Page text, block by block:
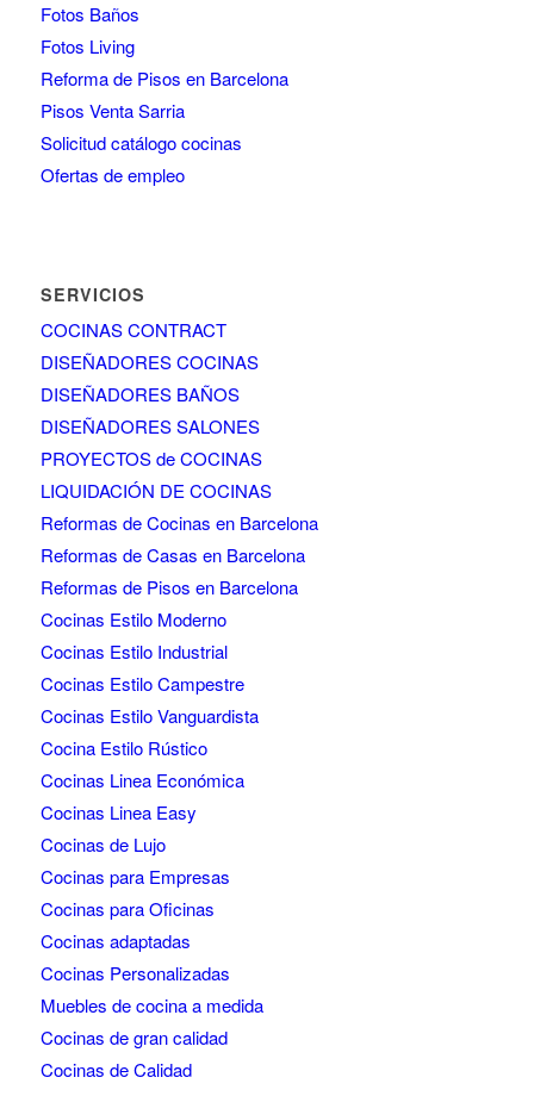
Fotos Baños
Fotos Living
Reforma de Pisos en Barcelona
Pisos Venta Sarria
Solicitud catálogo cocinas
Ofertas de empleo
SERVICIOS
COCINAS CONTRACT
DISEÑADORES COCINAS
DISEÑADORES BAÑOS
DISEÑADORES SALONES
PROYECTOS de COCINAS
LIQUIDACIÓN DE COCINAS
Reformas de Cocinas en Barcelona
Reformas de Casas en Barcelona
Reformas de Pisos en Barcelona
Cocinas Estilo Moderno
Cocinas Estilo Industrial
Cocinas Estilo Campestre
Cocinas Estilo Vanguardista
Cocina Estilo Rústico
Cocinas Linea Económica
Cocinas Linea Easy
Cocinas de Lujo
Cocinas para Empresas
Cocinas para Oficinas
Cocinas adaptadas
Cocinas Personalizadas
Muebles de cocina a medida
Cocinas de gran calidad
Cocinas de Calidad